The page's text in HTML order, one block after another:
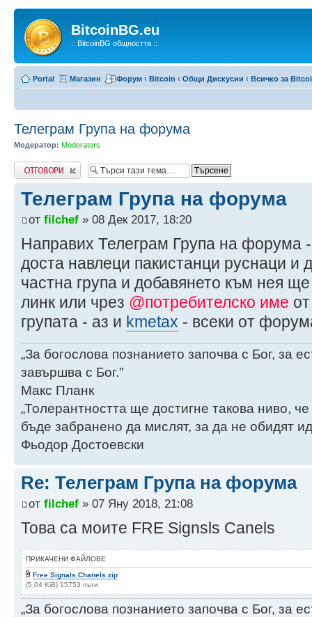
BitcoinBG.eu
:: BitcoinBG общността ::
Portal Магазин Форум ‹ Bitcoin ‹ Общи Дискусии ‹ Всичко за
Телеграм Група на форума
Модератор: Moderators
Write comments
Телеграм Група на форума
от filchef » 08 Дек 2017, 18:20
Направих Телеграм Група на форума
доста навлеци пакистанци руснаци и
частна група и добавянето към нея
линк или чрез @потребителско име
групата - аз и kmetax - всеки от
„За богослова познанието започва с Бог, за
завършва с Бог."
Макс Планк
„Толерантността ще достигне такова ниво,
бъде забранено да мислят, за да не обидят
Фьодор Достоевски
Re: Телеграм Група на форума
от filchef » 07 Яну 2018, 21:08
Това са моите FRE Signsls Canels
ПРИКАЧЕНИ ФАЙЛОВЕ
Free Signals Chanels.zip
(5.04 KiB) 15753 пъти
„За богослова познанието започва с Бог, за